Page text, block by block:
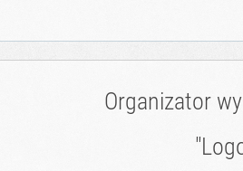
Organizator